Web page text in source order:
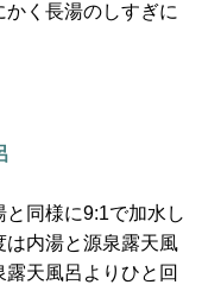
く長湯のしすぎに
同様に9:1で加水し
は内湯と源泉露天風
天風呂よりひと回